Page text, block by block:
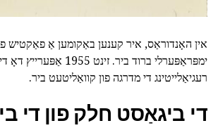
אין האָנדוראַס, איר קענען באַקומען אַ
ימפּראַפּערלי ברוד ביר. זינט
רעגיאַלייטינג די מדרגה פון קוואַליטעט ביר.
די ביגאַסט חלק פון די